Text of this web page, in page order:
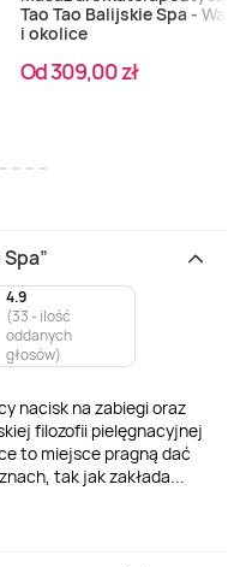
Mazowiecki, Konin, Płock,
Tao Tao Balijskie Spa -
i okolice
Od 309,00 zł
nacisk na zabiegi oraz
filozofii pielęgnacyjnej
to miejsce pragną dać
tak jak zakłada...
4.9
(33 - ilość
oddanych
głosów)